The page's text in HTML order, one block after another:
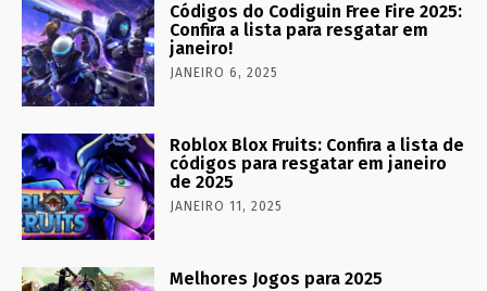
Códigos do Codiguin Free Fire 2025:
Confira a lista para resgatar em
janeiro!
JANEIRO 6, 2025
Roblox Blox Fruits: Confira a lista de
códigos para resgatar em janeiro
de 2025
JANEIRO 11, 2025
Melhores Jogos para 2025